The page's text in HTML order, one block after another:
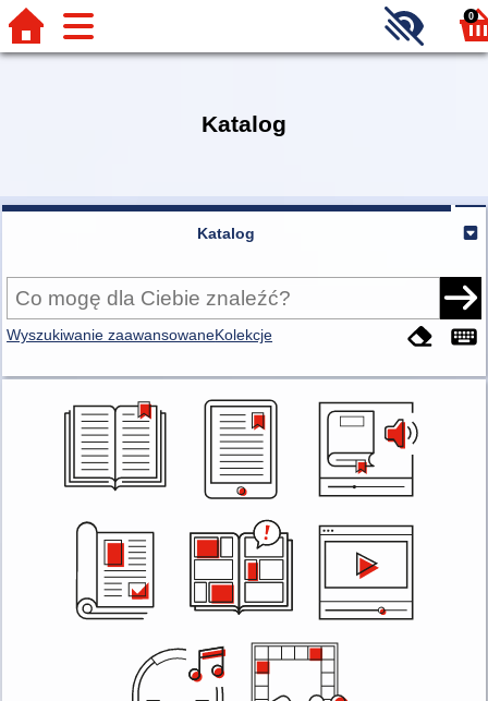
0
Katalog
Katalog
Wyszukiwanie zaawansowaneKolekcje